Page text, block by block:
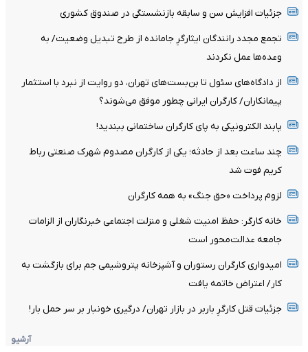
جزئیات افزایش سن و سابقه بازنشستگی در صندوق کشوری
تجمع مجدد رانندگان ایثارگرِ جامانده از طرح تبدیل وضعیت/ به
وعده‌ها عمل نکردند
از دادگاه‌های سئول تا بن‌بست‌های تهران، دو روایت از نبرد با استثمار
پیمانکاران/ کارگران ایرانی چطور موفق می‌شوند؟
پابند الکترونیکی به پای کارگران ساختمانی ببندید!
چند ساعت بعد از حادثه؛ یکی از کارگران مصدوم شهرک صنعتی رباط
کریم فوت شد
لزوم پرداخت «حق جنگ» به همه کارگران
خانه کارگر: حفظ امنیت شغلی و منزلت اجتماعی خبرنگاران از الزامات
جامعه عدالت‌محور است
امیدواری کارگران رستوران و آشپزخانه پتروشیمی جم برای بازگشت به
کار/ اعتراض خاتمه یافت
جزئیات قتل کارگرِ باربر در بازار تهران/ درگیری خونبار بر سر حمل بار!
آرشیو